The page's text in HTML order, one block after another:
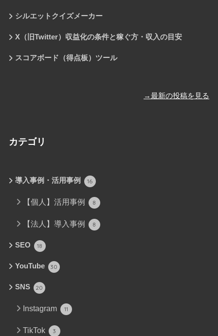
シルエットクイズメーカー
X（旧Twitter）収益化の条件と稼ぐ方・収入の目安
スコアボード（得点板）ツール
→最新の投稿を見る
カテゴリ
導入事例・活用事例 16
【個人】活用事例 8
【法人】導入事例 8
SEO 18
YouTube 30
SNS 20
Instagram 11
TikTok 3